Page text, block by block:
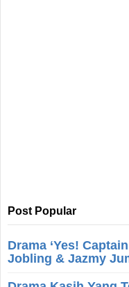
Post Popular
Drama ‘Yes!
Jobling & Jazmy